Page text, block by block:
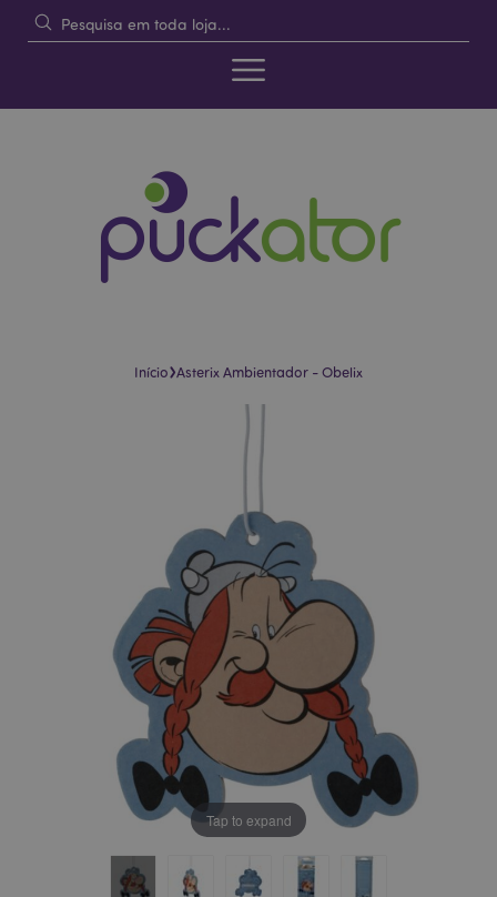
Início›Asterix Ambientador - Obelix
Tap to expand